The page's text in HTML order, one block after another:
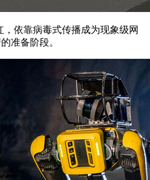
依靠病毒式传播成为现象级网
准备阶段。